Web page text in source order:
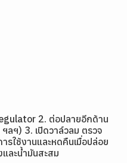
2. ต่อปลายอีกด้าน
ลฯ) 3. เปิดวาล์วลม ตรวจ
รใช้งานและหดคืนเมื่อปล่อย
ละน้ำมันสะสม